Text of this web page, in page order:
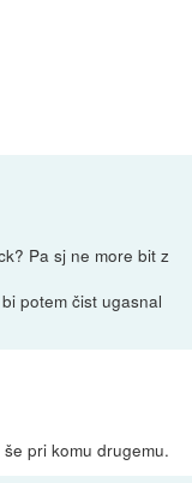
Pa sj ne more bit z
potem čist ugasnal
pri komu drugemu.